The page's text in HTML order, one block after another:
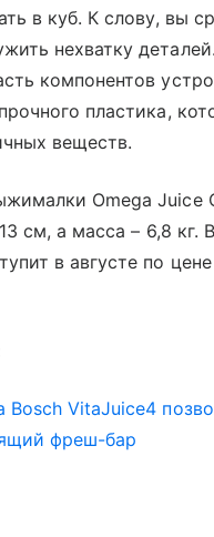
в куб. К слову, вы
нехватку деталей.
компонентов
пластика,
веществ.
Omega Juice
см, а масса – 6,8 кг.
в августе по
VitaJuice4
фреш-бар